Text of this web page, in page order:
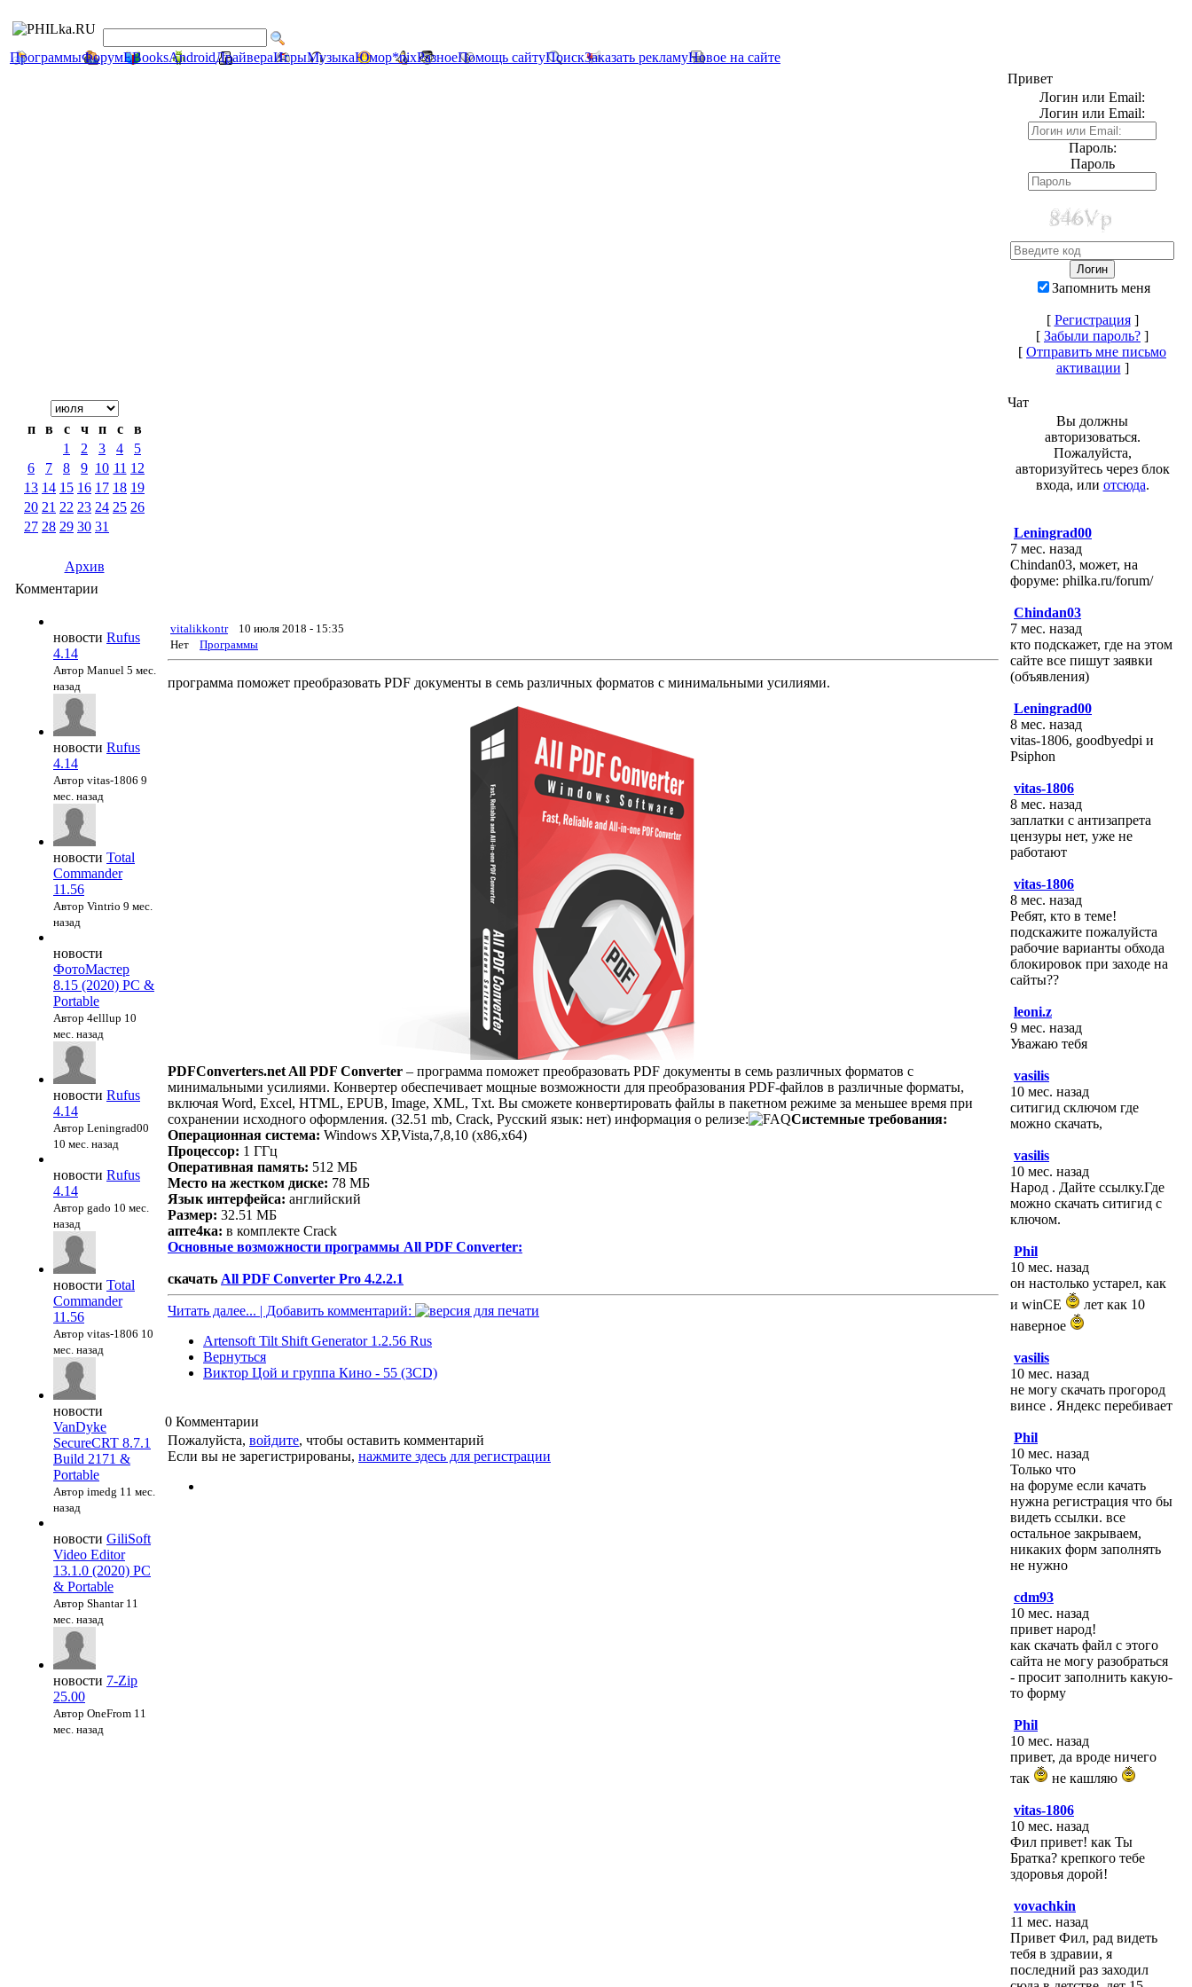
ПрограммыФорумEBooksAndroidДрайвераИгрыМузыкаЮмор*nixРазноеПомощь сайтуПоискЗаказать рекламуНовое на сайте
п в с ч п с
в
1
2 3 4
5
6
7 8 9 10 11 12
13 14 15 16 17 18 19
20 21 22 23 24 25 26
27 28 29 30 31
Архив
Комментарии
новости Rufus
4.14
Автор Manuel 5 мес.
назад
новости Rufus
4.14
Автор vitas-1806 9
мес. назад
новости Total
Commander
11.56
Автор Vintrio 9 мес.
назад
новости
ФотоМастер
8.15 (2020) PC &
Portable
Автор 4elllup 10
мес. назад
новости Rufus
4.14
Автор Leningrad00
10 мес. назад
новости Rufus
4.14
Автор gado 10 мес.
назад
новости Total
Commander
11.56
Автор vitas-1806 10
мес. назад
новости
VanDyke
SecureCRT 8.7.1
Build 2171 &
Portable
Автор imedg 11 мес.
назад
новости GiliSoft
Video Editor
13.1.0 (2020) PC
& Portable
Автор Shantar 11
мес. назад
новости 7-Zip
25.00
Автор OneFrom 11
мес. назад
vitalikkontr
10 июля 2018 - 15:35
Нет
Программы
программа поможет преобразовать PDF документы в семь различных форматов с минимальными усилиями.
PDFConverters.net All PDF Converter – программа поможет преобразовать PDF документы в семь различных форматов с
минимальными усилиями. Конвертер обеспечивает мощные возможности для преобразования PDF-файлов в различные форматы,
включая Word, Excel, HTML, EPUB, Image, XML, Txt. Вы сможете конвертировать файлы в пакетном режиме за меньшее время при
сохранении исходного оформления. (32.51 mb, Crack, Русский язык: нет) информация о релизе:
Системные требования:
Операционная система: Windows XP,Vista,7,8,10 (x86,x64)
Процессор: 1 ГГц
Оперативная память: 512 МБ
Место на жестком диске: 78 МБ
Язык интерфейса: английский
Размер: 32.51 МБ
апте4ка: в комплекте Crack
Основные возможности программы All PDF Converter:
скачать All PDF Converter Pro 4.2.2.1
Читать далее... | Добавить комментарий:
Artensoft Tilt Shift Generator 1.2.56 Rus
Вернуться
Виктор Цой и группа Кино - 55 (3CD)
0 Комментарии
Пожалуйста, войдите, чтобы оставить комментарий
Если вы не зарегистрированы, нажмите здесь для регистрации
Привет
Логин или Email:
Логин или Email:
Пароль:
Пароль
Запомнить меня
[ Регистрация]
[ Забыли пароль? ]
[ Отправить мне письмо
активации ]
Чат
Вы должны
авторизоваться.
Пожалуйста,
авторизуйтесь через блок
входа, или отсюда.
Leningrad00
7 мес. назад
Chindan03, может, на
форуме: philka.ru/forum/
Chindan03
7 мес. назад
кто подскажет, где на этом
сайте все пишут заявки
(объявления)
Leningrad00
8 мес. назад
vitas-1806, goodbyedpi и
Psiphon
vitas-1806
8 мес. назад
заплатки с антизапрета
цензуры нет, уже не
работают
vitas-1806
8 мес. назад
Ребят, кто в теме!
подскажите пожалуйста
рабочие варианты обхода
блокировок при заходе на
сайты??
leoni.z
9 мес. назад
Уважаю тебя
vasilis
10 мес. назад
ситигид сключом где
можно скачать,
vasilis
10 мес. назад
Народ . Дайте ссылку.Где
можно скачать ситигид с
ключом.
Phil
10 мес. назад
он настолько устарел, как
и winCE
лет как 10
наверное
vasilis
10 мес. назад
не могу скачать прогород
винсе . Яндекс перебивает
Phil
10 мес. назад
Только что
на форуме если качать
нужна регистрация что бы
видеть ссылки. все
остальное закрываем,
никаких форм заполнять
не нужно
cdm93
10 мес. назад
привет народ!
как скачать файл с этого
сайта не могу разобраться
- просит заполнить какую-
то форму
Phil
10 мес. назад
привет, да вроде ничего
так
не кашляю
vitas-1806
10 мес. назад
Фил привет! как Ты
Братка? крепкого тебе
здоровья дорой!
vovachkin
11 мес. назад
Привет Фил, рад видеть
тебя в здравии, я
последний раз заходил